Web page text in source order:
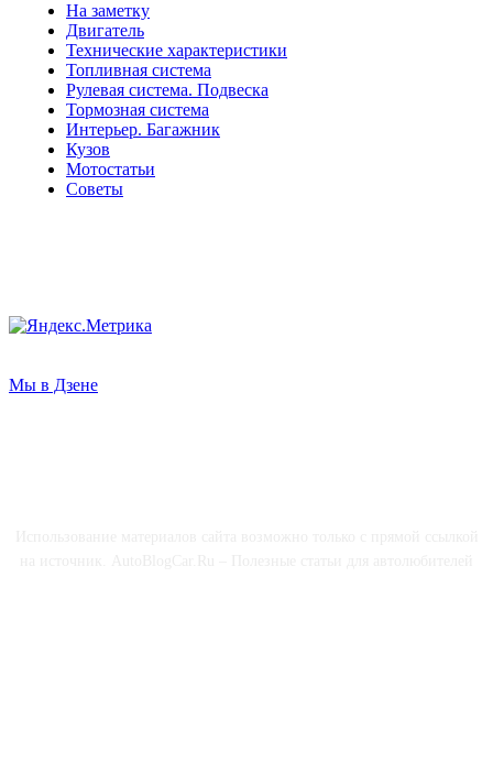
На заметку
Двигатель
Технические характеристики
Топливная система
Рулевая система. Подвеска
Тормозная система
Интерьер. Багажник
Кузов
Мотостатьи
Советы
Мы в Дзене